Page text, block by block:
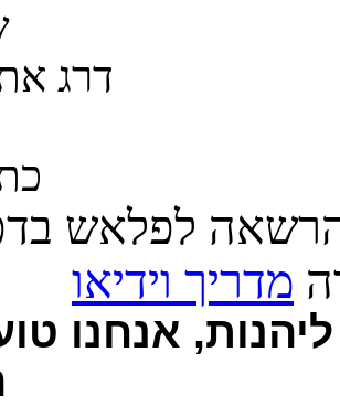
דרג
לפלאש
מדריך וידיאו
אנחנו